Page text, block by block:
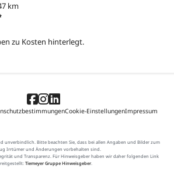
km
zu Kosten hinterlegt.
Cookie-EinstellungenImpressum
unverbindlich. Bitte beachten Sie, dass bei allen Angaben und Bilder zum
Irrtümer und Änderungen vorbehalten sind.
und Transparenz. Für Hinweisgeber haben wir daher folgenden Link
Tiemeyer Gruppe Hinweisgeber.